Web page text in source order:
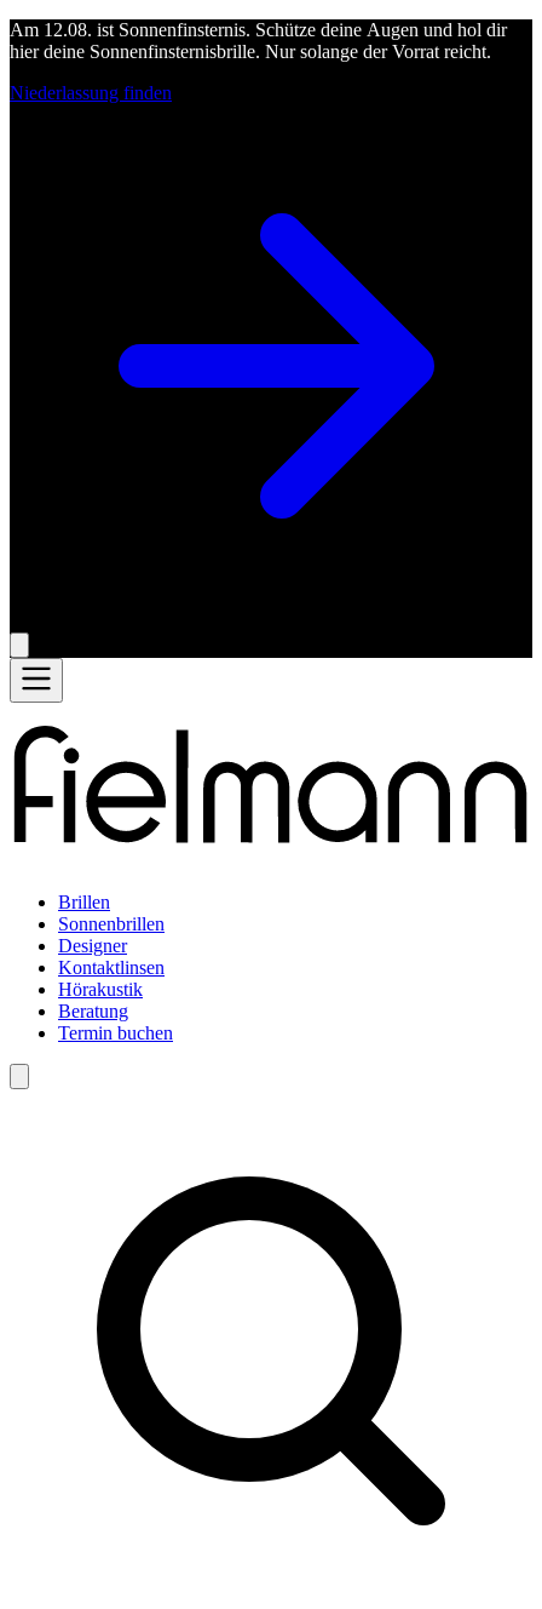
Am 12.08. ist Sonnenfinsternis. Schütze deine Augen und hol dir
hier deine Sonnenfinsternisbrille. Nur solange der Vorrat reicht.
Niederlassung finden
Brillen
Sonnenbrillen
Designer
Kontaktlinsen
Hörakustik
Beratung
Termin buchen